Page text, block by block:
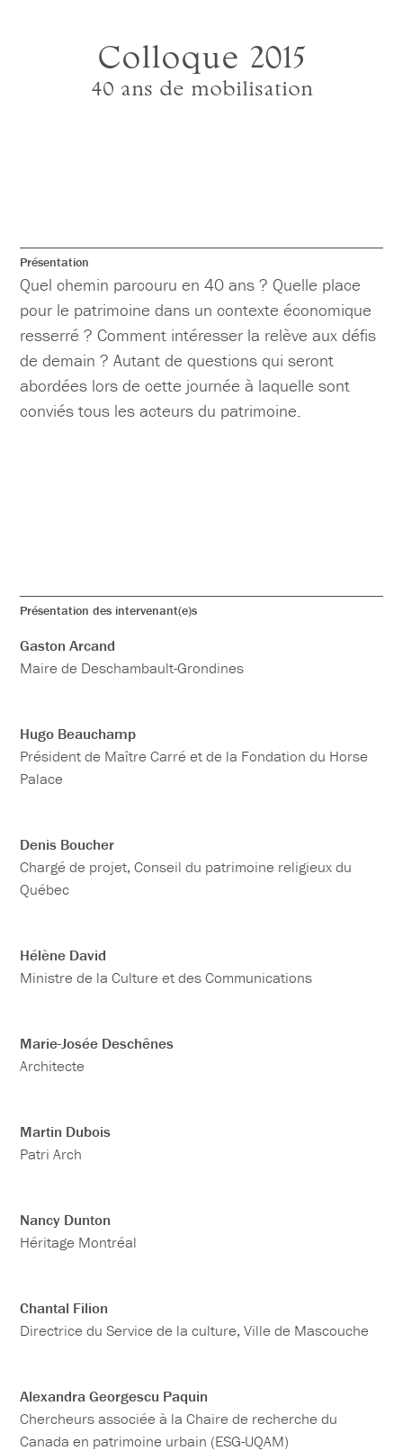
Colloque 2015
40 ans de mobilisation
Présentation
Quel chemin parcouru en 40 ans ? Quelle place
pour le patrimoine dans un contexte économique
resserré ? Comment intéresser la relève aux défis
de demain ? Autant de questions qui seront
abordées lors de cette journée à laquelle sont
conviés tous les acteurs du patrimoine.
Présentation des intervenant(e)s
Gaston Arcand
Maire de Deschambault-Grondines
Hugo Beauchamp
Président de Maître Carré et de la Fondation du Horse
Palace
Denis Boucher
Chargé de projet, Conseil du patrimoine religieux du
Québec
Hélène David
Ministre de la Culture et des Communications
Marie-Josée Deschênes
Architecte
Martin Dubois
Patri Arch
Nancy Dunton
Héritage Montréal
Chantal Filion
Directrice du Service de la culture, Ville de Mascouche
Alexandra Georgescu Paquin
Chercheurs associée à la Chaire de recherche du
Canada en patrimoine urbain (ESG-UQAM)